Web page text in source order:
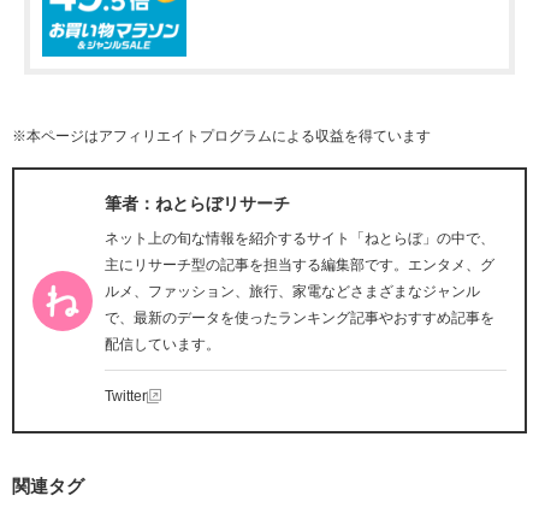
※本ページはアフィリエイトプログラムによる収益を得ています
筆者：ねとらぼリサーチ
ネット上の旬な情報を紹介するサイト「ねとらぼ」の中で、
主にリサーチ型の記事を担当する編集部です。エンタメ、グ
ルメ、ファッション、旅行、家電などさまざまなジャンル
で、最新のデータを使ったランキング記事やおすすめ記事を
配信しています。
Twitter
関連タグ